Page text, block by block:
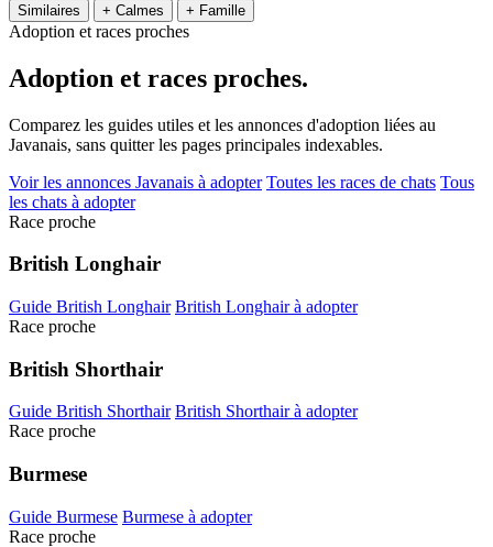
Similaires + Calmes + Famille
Adoption et races proches
Adoption et races proches.
Comparez les guides utiles et les annonces d'adoption liées au
Javanais, sans quitter les pages principales indexables.
Voir les annonces Javanais à adopter Toutes les races de chats Tous
les chats à adopter
Race proche
British Longhair
Guide British Longhair British Longhair à adopter
Race proche
British Shorthair
Guide British Shorthair British Shorthair à adopter
Race proche
Burmese
Guide Burmese Burmese à adopter
Race proche